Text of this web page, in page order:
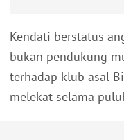
Kendati berstatus
bukan pendukung
terhadap klub asal
melekat selama